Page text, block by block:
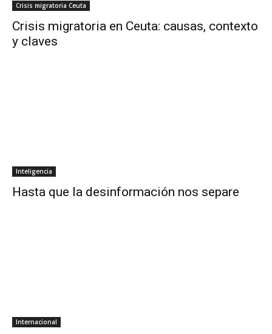
Crisis migratoria Ceuta
Crisis migratoria en Ceuta: causas, contexto
y claves
Inteligencia
Hasta que la desinformación nos separe
Internacional